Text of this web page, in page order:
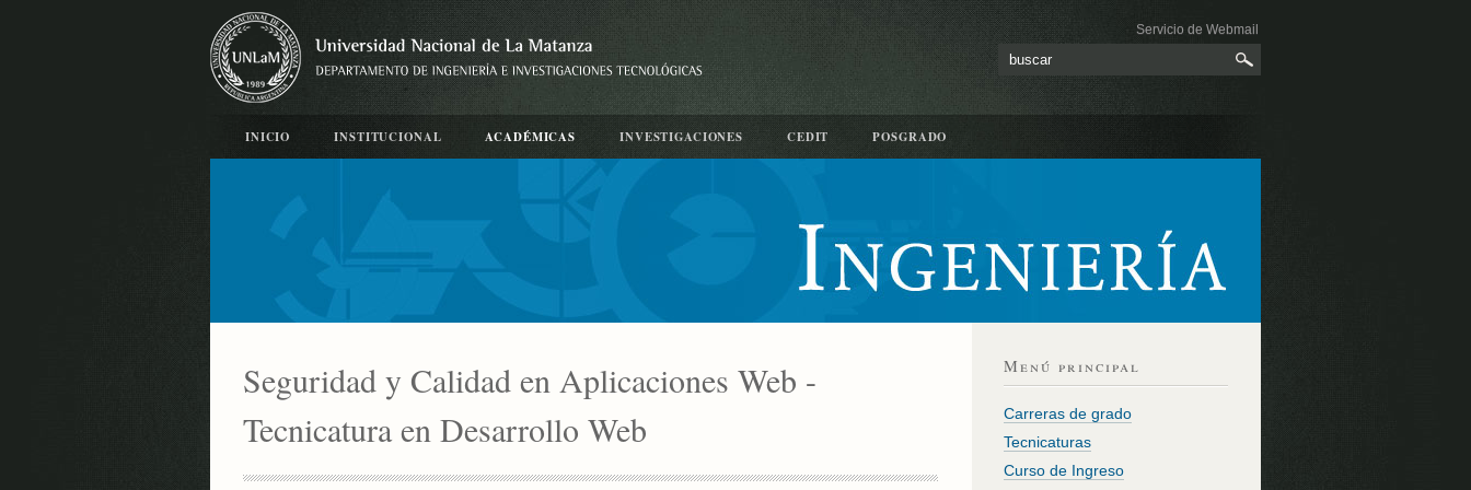
Servicio de Webmail
INICIO INSTITUCIONAL ACADÉMICAS INVESTIGACIONES CEDIT POSGRADO
Seguridad y Calidad en Aplicaciones Web -
Tecnicatura en Desarrollo Web
Menú principal
Carreras de grado
Tecnicaturas
Curso de Ingreso